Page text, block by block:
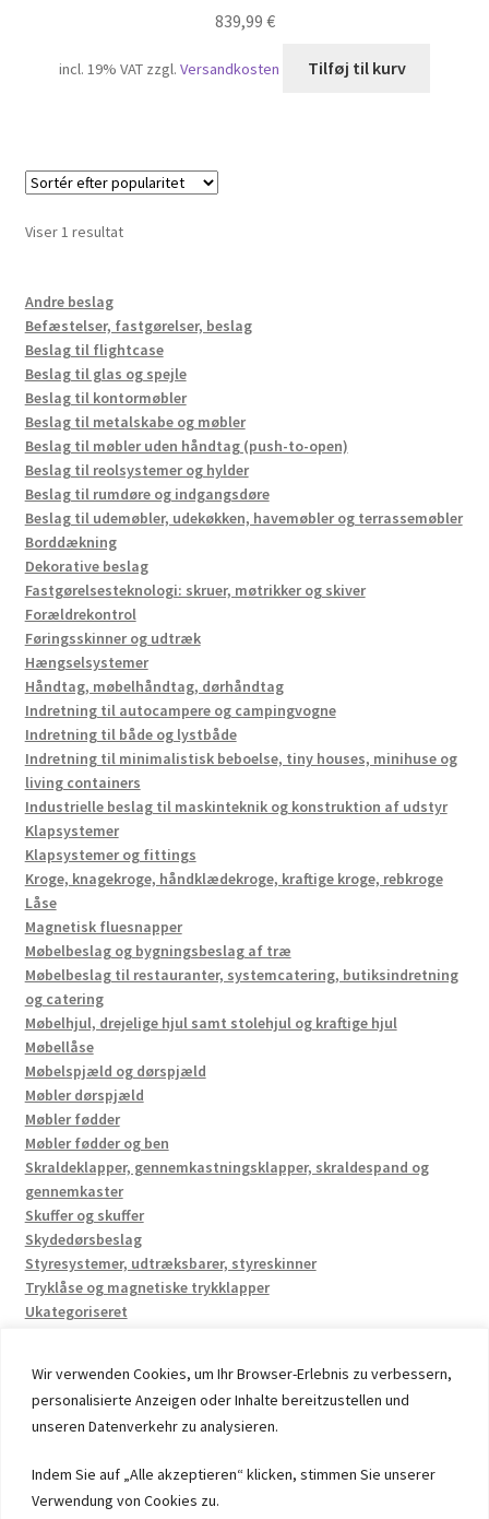
Wir verwenden Cookies, um Ihr Browser-Erlebnis zu verbessern,
personalisierte Anzeigen oder Inhalte bereitzustellen und
unseren Datenverkehr zu analysieren.
Indem Sie auf „Alle akzeptieren“ klicken, stimmen Sie unserer
Verwendung von Cookies zu.
839,99 €
incl. 19% VAT zzgl. Versandkosten Tilføj til kurv
Viser 1 resultat
Andre beslag
Befæstelser, fastgørelser, beslag
Beslag til flightcase
Beslag til glas og spejle
Beslag til kontormøbler
Beslag til metalskabe og møbler
Beslag til møbler uden håndtag (push-to-open)
Beslag til reolsystemer og hylder
Beslag til rumdøre og indgangsdøre
Beslag til udemøbler, udekøkken, havemøbler og terrassemøbler
Borddækning
Dekorative beslag
Fastgørelsesteknologi: skruer, møtrikker og skiver
Forældrekontrol
Føringsskinner og udtræk
Hængselsystemer
Håndtag, møbelhåndtag, dørhåndtag
Indretning til autocampere og campingvogne
Indretning til både og lystbåde
Indretning til minimalistisk beboelse, tiny houses, minihuse og
living containers
Industrielle beslag til maskinteknik og konstruktion af udstyr
Klapsystemer
Klapsystemer og fittings
Kroge, knagekroge, håndklædekroge, kraftige kroge, rebkroge
Låse
Magnetisk fluesnapper
Møbelbeslag og bygningsbeslag af træ
Møbelbeslag til restauranter, systemcatering, butiksindretning
og catering
Møbelhjul, drejelige hjul samt stolehjul og kraftige hjul
Møbellåse
Møbelspjæld og dørspjæld
Møbler dørspjæld
Møbler fødder
Møbler fødder og ben
Skraldeklapper, gennemkastningsklapper, skraldespand og
gennemkaster
Skuffer og skuffer
Skydedørsbeslag
Styresystemer, udtræksbarer, styreskinner
Tryklåse og magnetiske trykklapper
Ukategoriseret
© 2026 by UMAXO Germany, member of the ERUON Group.
High quality Fittings, mechanical Components and